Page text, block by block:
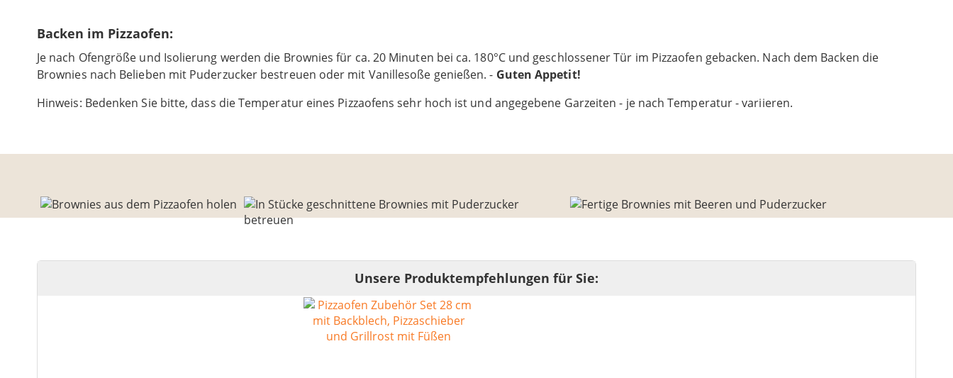
Backen im Pizzaofen:
Je nach Ofengröße und Isolierung werden die Brownies für ca. 20 Minuten bei ca. 180°C und geschlossener Tür im Pizzaofen gebacken. Nach dem Backen die
Brownies nach Belieben mit Puderzucker bestreuen oder mit Vanillesoße genießen. - Guten Appetit!
Hinweis: Bedenken Sie bitte, dass die Temperatur eines Pizzaofens sehr hoch ist und angegebene Garzeiten - je nach Temperatur - variieren.
Unsere Produktempfehlungen für Sie: